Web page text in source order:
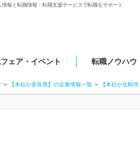
報と転職情報・転職支援サービスで転職をサポート
ェア・イベント 転職ノウハウ
【本社が奈良県】の企業情報一覧 【本社が生駒